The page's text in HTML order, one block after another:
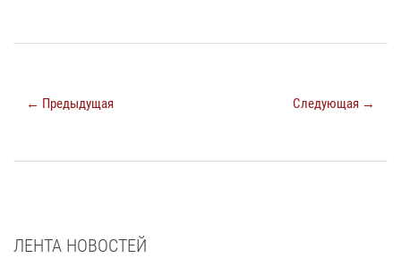
← Предыдущая Следующая →
ЛЕНТА НОВОСТЕЙ